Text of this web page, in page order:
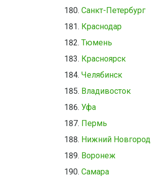
Санкт-Петербург
Краснодар
Тюмень
Красноярск
Челябинск
Владивосток
Уфа
Пермь
Нижний Новгород
Воронеж
Самара